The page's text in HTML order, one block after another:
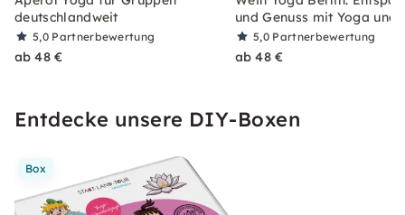
deutschlandweit
5,0 Partnerbewertung
ab 48 €
und Genuss mit Yoga und
5,0 Partnerbewertung
ab 48 €
Entdecke unsere DIY-Boxen
Box